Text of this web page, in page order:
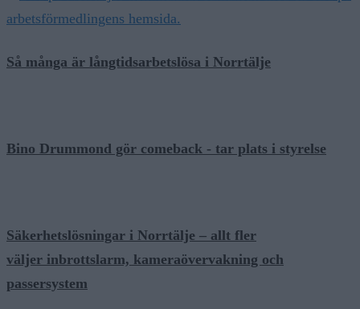
Så många är långtidsarbetslösa i Norrtälje
Bino Drummond gör comeback - tar plats i styrelse
Säkerhetslösningar i Norrtälje – allt fler
väljer inbrottslarm, kameraövervakning och
passersystem